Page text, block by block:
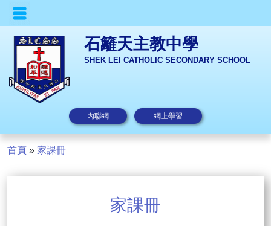
石籬天主教中學
SHEK LEI CATHOLIC SECONDARY SCHOOL
內聯網 網上學習
首頁 » 家課冊
家課冊